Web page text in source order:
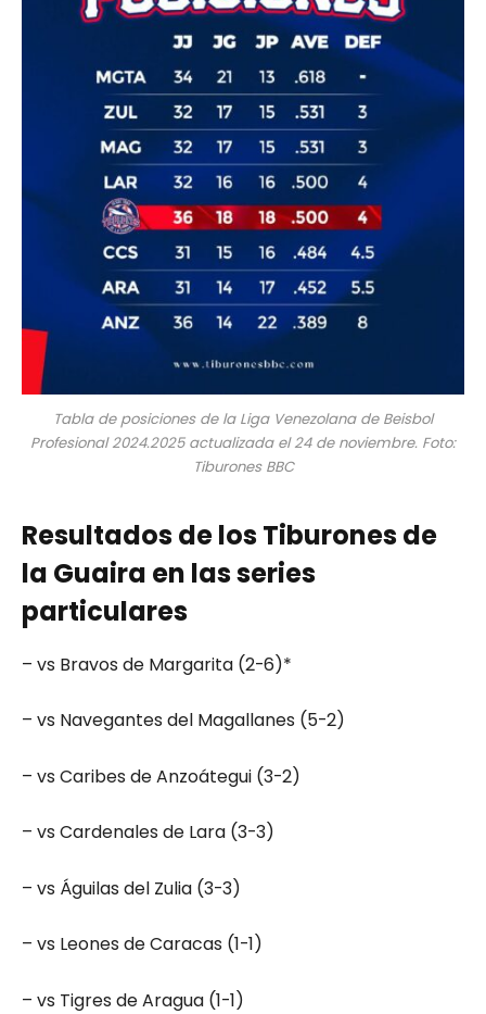
Tabla de posiciones de la Liga Venezolana de Beisbol
Profesional 2024.2025 actualizada el 24 de noviembre. Foto:
Tiburones BBC
Resultados de los Tiburones de
la Guaira en las series
particulares
– vs Bravos de Margarita (2-6)*
– vs Navegantes del Magallanes (5-2)
– vs Caribes de Anzoátegui (3-2)
– vs Cardenales de Lara (3-3)
– vs Águilas del Zulia (3-3)
– vs Leones de Caracas (1-1)
– vs Tigres de Aragua (1-1)